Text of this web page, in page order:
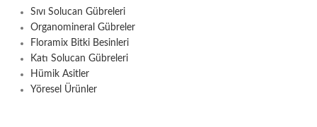
Sıvı Solucan Gübreleri
Organomineral Gübreler
Floramix Bitki Besinleri
Katı Solucan Gübreleri
Hümik Asitler
Yöresel Ürünler